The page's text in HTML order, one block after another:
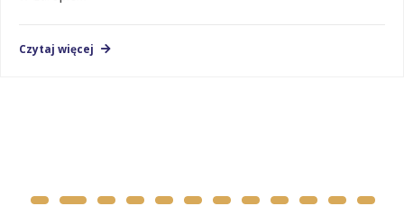
Czytaj więcej